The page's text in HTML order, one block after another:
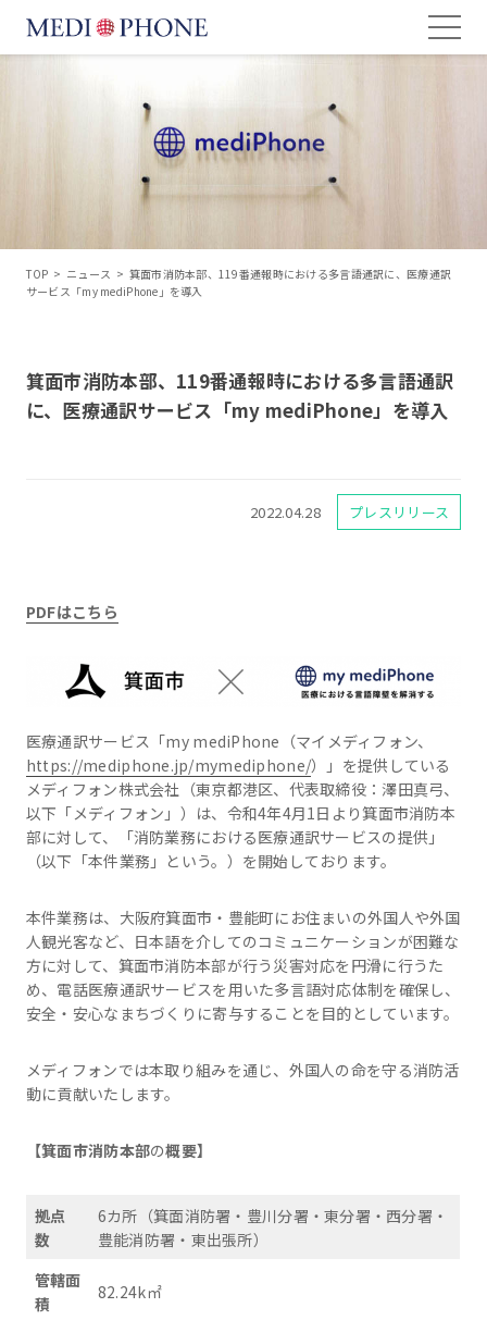
TOP > ニュース > 箕面市消防本部、119番通報時における多言語通訳に、医療通訳
サービス「my mediPhone」を導入
箕面市消防本部、119番通報時における多言語通訳
に、医療通訳サービス「my mediPhone」を導入
2022.04.28 プレスリリース
PDFはこちら
医療通訳サービス「my mediPhone（マイメディフォン、
https://mediphone.jp/mymediphone/）」を提供している
メディフォン株式会社（東京都港区、代表取締役：澤田真弓、
以下「メディフォン」）は、令和4年4月1日より箕面市消防本
部に対して、「消防業務における医療通訳サービスの提供」
（以下「本件業務」という。）を開始しております。
本件業務は、大阪府箕面市・豊能町にお住まいの外国人や外国
人観光客など、日本語を介してのコミュニケーションが困難な
方に対して、箕面市消防本部が行う災害対応を円滑に行うた
め、電話医療通訳サービスを用いた多言語対応体制を確保し、
安全・安心なまちづくりに寄与することを目的としています。
メディフォンでは本取り組みを通じ、外国人の命を守る消防活
動に貢献いたします。
【箕面市消防本部の概要】
拠点
数
6カ所（箕面消防署・豊川分署・東分署・西分署・
豊能消防署・東出張所）
管轄面
積
82.24k㎡